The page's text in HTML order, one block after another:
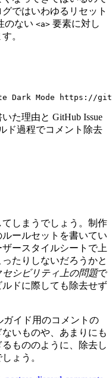
ではいわゆるリセット
のない <a> 要素に対し
。
Mode https://
た理由と GitHub Issue
ド過程でコメント除去
しまうでしょう。制作
ールセットを書いてい
ースタイルシートで上
たりしないだろうかと
セシビリティ上の問題で
ドに際しても除去せず
イド用のコメントの
いものや、あまりにも
もののように、除去し
ょう。